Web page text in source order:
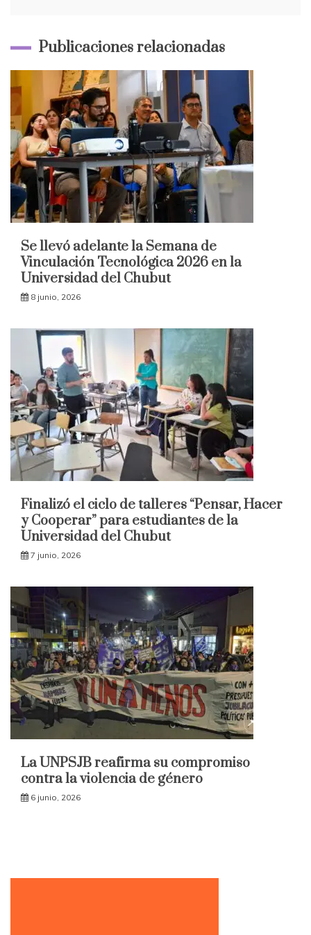
Publicaciones relacionadas
Se llevó adelante la Semana de
Vinculación Tecnológica 2026 en la
Universidad del Chubut
8 junio, 2026
Finalizó el ciclo de talleres “Pensar, Hacer
y Cooperar” para estudiantes de la
Universidad del Chubut
7 junio, 2026
La UNPSJB reafirma su compromiso
contra la violencia de género
6 junio, 2026